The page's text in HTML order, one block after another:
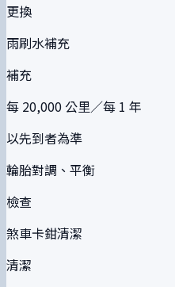
更換
雨刷水補充
補充
每 20,000 公里／每 1 年
以先到者為準
輪胎對調、平衡
檢查
煞車卡鉗清潔
清潔